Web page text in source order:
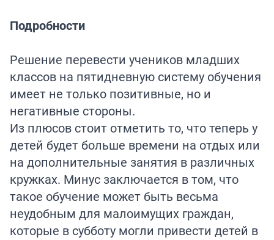
Подробности
Решение перевести учеников младших
классов на пятидневную систему обучения
имеет не только позитивные, но и
негативные стороны.
Из плюсов стоит отметить то, что теперь у
детей будет больше времени на отдых или
на дополнительные занятия в различных
кружках. Минус заключается в том, что
такое обучение может быть весьма
неудобным для малоимущих граждан,
которые в субботу могли привести детей в